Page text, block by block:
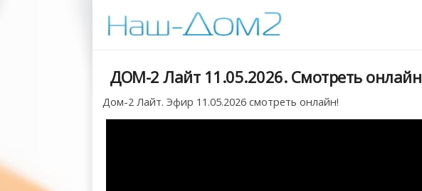
ДОМ-2 Лайт 11.05.2026. Смотреть онлайн
Дом-2 Лайт. Эфир 11.05.2026 смотреть онлайн!